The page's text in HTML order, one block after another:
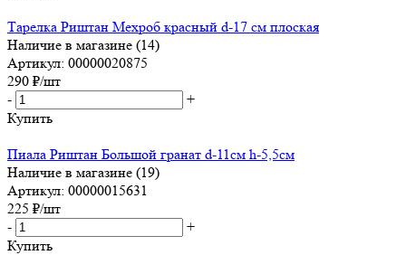
Тарелка Риштан Мехроб красный d-17 см плоская
Наличие в магазине (14)
Артикул: 00000020875
290 ₽/шт
-
+
Купить
Пиала Риштан Большой гранат d-11см h-5,5см
Наличие в магазине (19)
Артикул: 00000015631
225 ₽/шт
-
+
Купить